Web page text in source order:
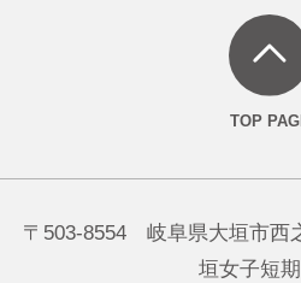
〒503-8554 岐阜県大垣市西
垣女子短